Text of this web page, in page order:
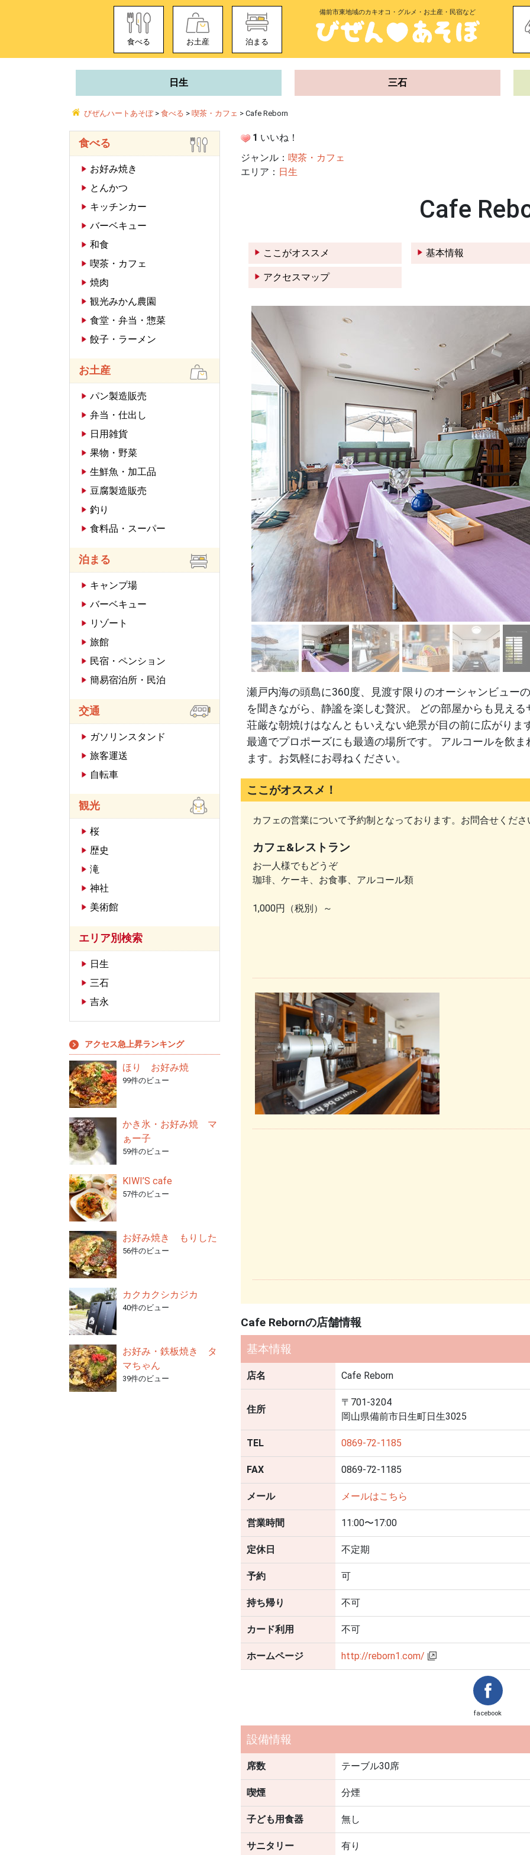
備前市東地域のカキオコ・グルメ・お土産・民宿など
食べる お土産 泊まる
日生 三石
びぜんハートあそぼ> 食べる > 喫茶・カフェ > Cafe Reborn
1 いいね！
ジャンル： 喫茶・カフェ
エリア： 日生
Cafe
ここがオススメ 基本情報
アクセスマップ
瀬戸内海の頭島に360度、見渡す限りのオーシャンビュー
を聞きながら、静謐を楽しむ贅沢。 どの部屋からも見え
荘厳な朝焼けはなんともいえない絶景が目の前に広がり
最適でプロポーズにも最適の場所です。 アルコールを飲
ます。お気軽にお尋ねください。
ここがオススメ！
カフェの営業について予約制となっております。お問合せくださ
カフェ&レストラン
お一人様でもどうぞ
珈琲、ケーキ、お食事、アルコール類
1,000円（税別）～
Cafe Rebornの店舗情報
基本情報
店名 Cafe Reborn
住所
〒701-3204
岡山県備前市日生町日生3025
TEL 0869-72-1185
FAX 0869-72-1185
メール メールはこちら
営業時間 11:00〜17:00
定休日 不定期
予約 可
持ち帰り 不可
カード利用 不可
ホームページ http://reborn1.com/
facebook
設備情報
席数 テーブル30席
喫煙 分煙
子ども用食器 無し
サニタリー 有り
食べる
お好み焼き
とんかつ
キッチンカー
バーベキュー
和食
喫茶・カフェ
焼肉
観光みかん農園
食堂・弁当・惣菜
餃子・ラーメン
お土産
パン製造販売
弁当・仕出し
日用雑貨
果物・野菜
生鮮魚・加工品
豆腐製造販売
釣り
食料品・スーパー
泊まる
キャンプ場
バーベキュー
リゾート
旅館
民宿・ペンション
簡易宿泊所・民泊
交通
ガソリンスタンド
旅客運送
自転車
観光
桜
歴史
滝
神社
美術館
エリア別検索
日生
三石
吉永
アクセス急上昇ランキング
ほり お好み焼
99件のビュー
かき氷・お好み焼 マ
ぁー子
59件のビュー
KIWI’S cafe
57件のビュー
お好み焼き もりした
56件のビュー
カクカクシカジカ
40件のビュー
お好み・鉄板焼き タ
マちゃん
39件のビュー